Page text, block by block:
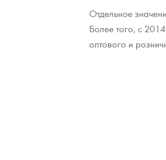
Отдельное
Более того, с
оптового и